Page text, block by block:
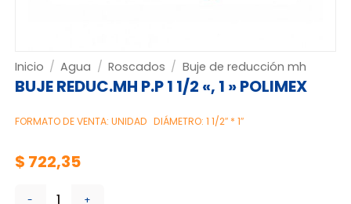
Inicio / Agua / Roscados / Buje de reducción mh
BUJE REDUC.MH P.P 1 1/2 «, 1 » POLIMEX
FORMATO DE VENTA: UNIDAD DIÁMETRO: 1 1/2″ * 1″
$ 722,35
BUJE REDUC.MH P.P 1 1/2 ", 1 " POLIMEX cantidad